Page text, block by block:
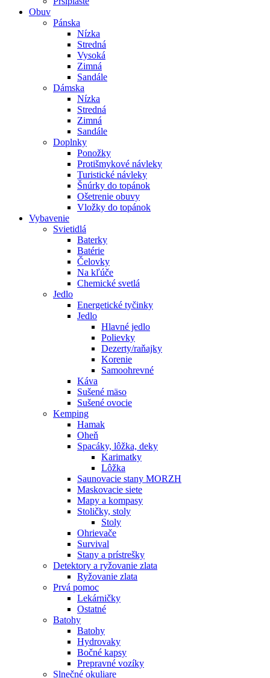
Obuv
Pánska
Nízka
Stredná
Vysoká
Zimná
Sandále
Dámska
Nízka
Stredná
Zimná
Sandále
Doplnky
Ponožky
Protišmykové návleky
Turistické návleky
Šnúrky do topánok
Ošetrenie obuvy
Vložky do topánok
Vybavenie
Svietidlá
Baterky
Batérie
Čelovky
Na kľúče
Chemické svetlá
Jedlo
Energetické tyčinky
Jedlo
Hlavné jedlo
Polievky
Dezerty/raňajky
Korenie
Samoohrevné
Káva
Sušené mäso
Sušené ovocie
Kemping
Hamak
Oheň
Spacáky, lôžka, deky
Karimatky
Lôžka
Saunovacie stany MORZH
Maskovacie siete
Mapy a kompasy
Stoličky, stoly
Stoly
Ohrievače
Survival
Stany a prístrešky
Detektory a ryžovanie zlata
Ryžovanie zlata
Prvá pomoc
Lekárničky
Ostatné
Batohy
Batohy
Hydrovaky
Bočné kapsy
Prepravné vozíky
Slnečné okuliare